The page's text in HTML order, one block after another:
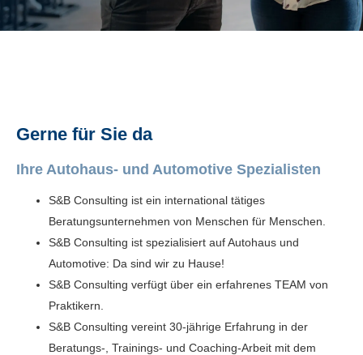
Gerne für Sie da
Ihre Autohaus- und Automotive Spezialisten
S&B Consulting ist ein international tätiges
Beratungsunternehmen von Menschen für Menschen.
S&B Consulting ist spezialisiert auf Autohaus und
Automotive: Da sind wir zu Hause!
S&B Consulting verfügt über ein erfahrenes TEAM von
Praktikern.
S&B Consulting vereint 30-jährige Erfahrung in der
Beratungs-, Trainings- und Coaching-Arbeit mit dem